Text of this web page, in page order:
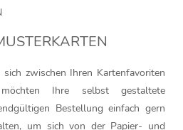
zwischen Ihren Kartenfavoriten
Ihre selbst gestaltete
Bestellung einfach gern
um sich von der Papier- und